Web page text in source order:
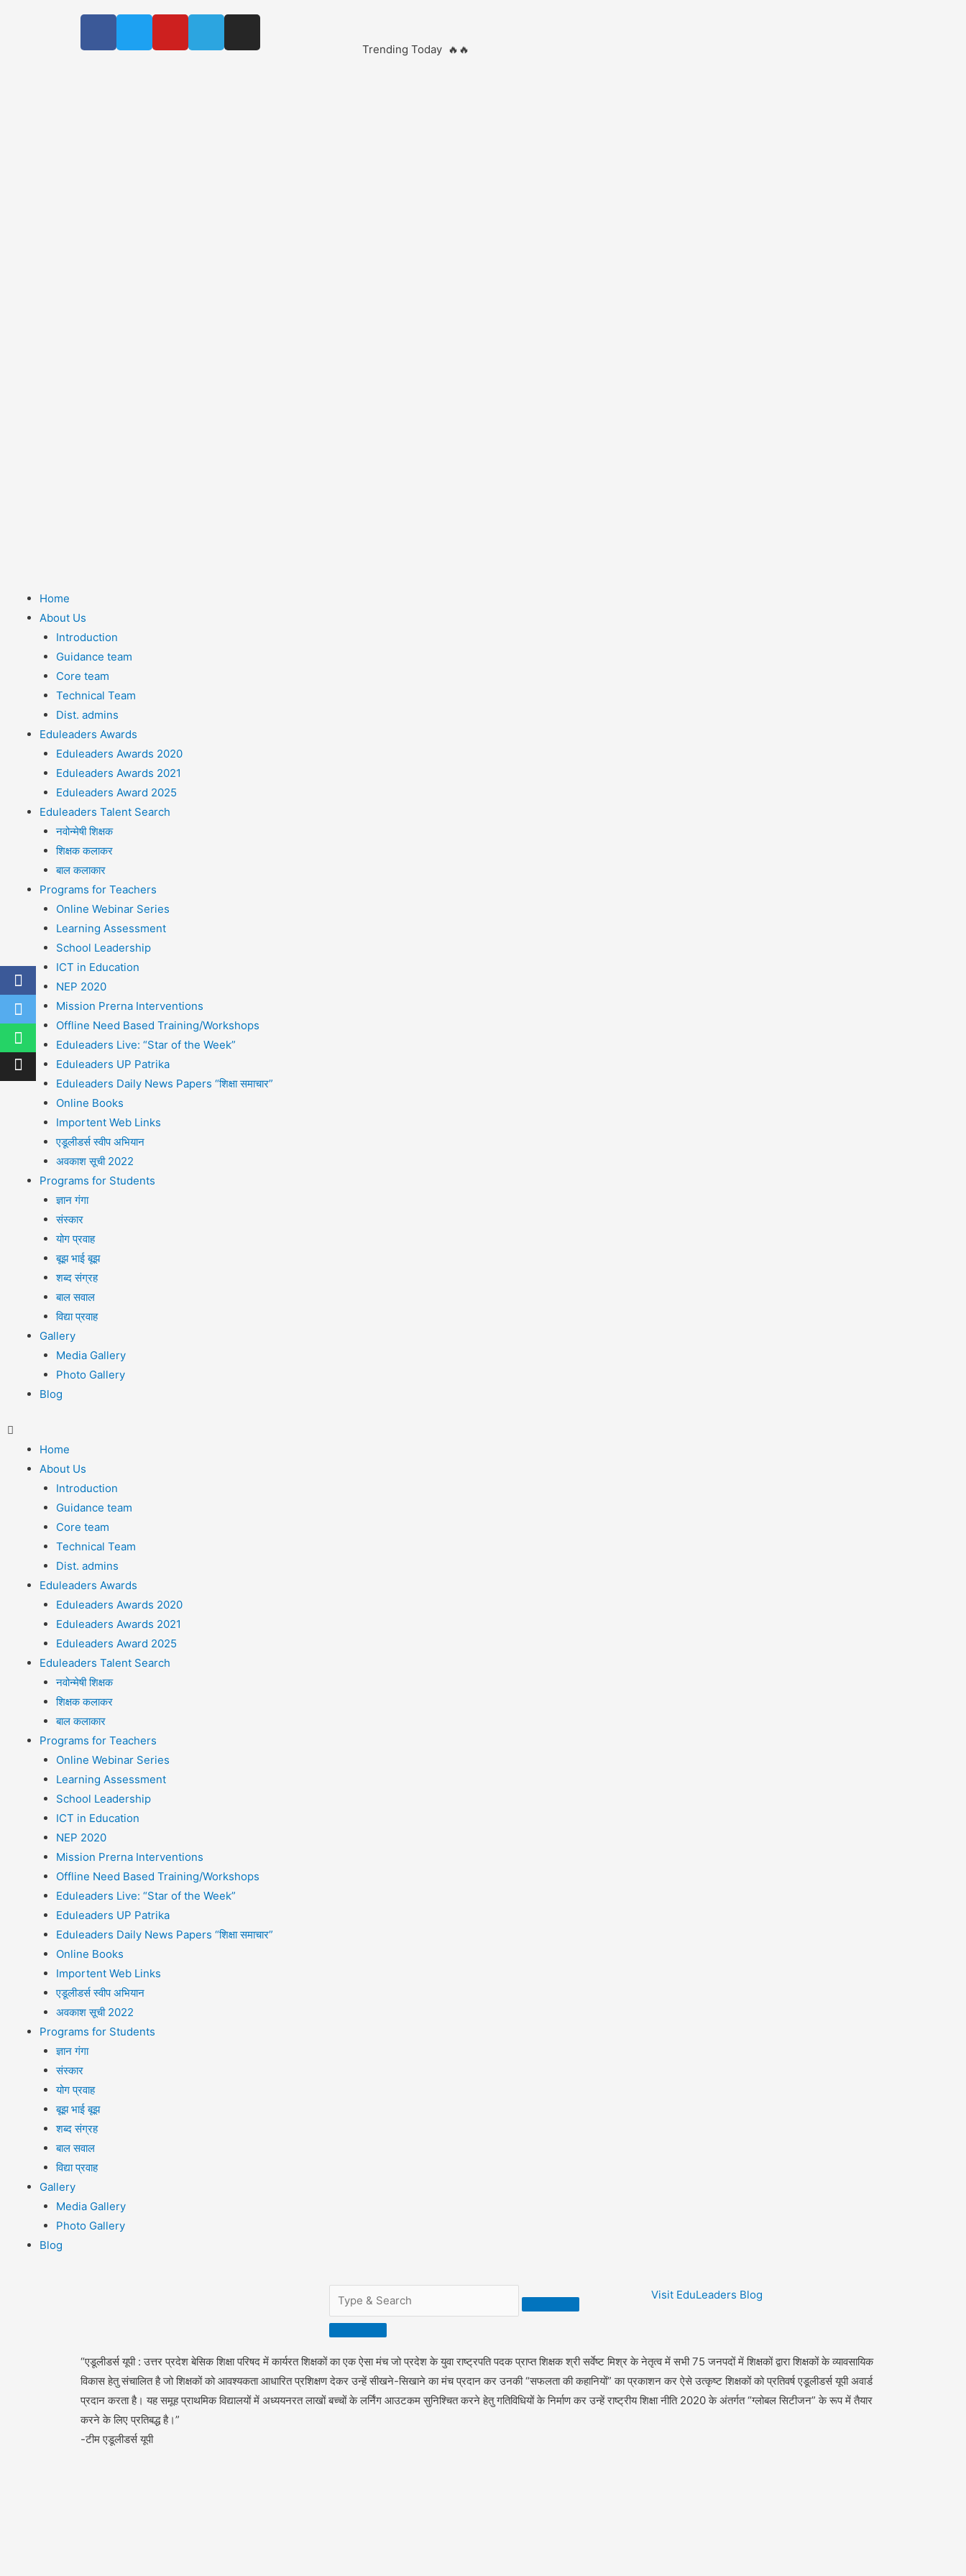
Trending Today 🔥🔥
Home
About Us
Introduction
Guidance team
Core team
Technical Team
Dist. admins
Eduleaders Awards
Eduleaders Awards 2020
Eduleaders Awards 2021
Eduleaders Award 2025
Eduleaders Talent Search
नवोन्मेषी शिक्षक
शिक्षक कलाकर
बाल कलाकार
Programs for Teachers
Online Webinar Series
Learning Assessment
School Leadership
ICT in Education
NEP 2020
Mission Prerna Interventions
Offline Need Based Training/Workshops
Eduleaders Live: “Star of the Week”
Eduleaders UP Patrika
Eduleaders Daily News Papers “शिक्षा समाचार”
Online Books
Importent Web Links
एडूलीडर्स स्वीप अभियान
अवकाश सूची 2022
Programs for Students
ज्ञान गंगा
संस्कार
योग प्रवाह
बूझ भाई बूझ
शब्द संग्रह
बाल सवाल
विद्या प्रवाह
Gallery
Media Gallery
Photo Gallery
Blog
Home
About Us
Introduction
Guidance team
Core team
Technical Team
Dist. admins
Eduleaders Awards
Eduleaders Awards 2020
Eduleaders Awards 2021
Eduleaders Award 2025
Eduleaders Talent Search
नवोन्मेषी शिक्षक
शिक्षक कलाकर
बाल कलाकार
Programs for Teachers
Online Webinar Series
Learning Assessment
School Leadership
ICT in Education
NEP 2020
Mission Prerna Interventions
Offline Need Based Training/Workshops
Eduleaders Live: “Star of the Week”
Eduleaders UP Patrika
Eduleaders Daily News Papers “शिक्षा समाचार”
Online Books
Importent Web Links
एडूलीडर्स स्वीप अभियान
अवकाश सूची 2022
Programs for Students
ज्ञान गंगा
संस्कार
योग प्रवाह
बूझ भाई बूझ
शब्द संग्रह
बाल सवाल
विद्या प्रवाह
Gallery
Media Gallery
Photo Gallery
Blog
Visit EduLeaders Blog
“एडूलीडर्स यूपी : उत्तर प्रदेश बेसिक शिक्षा परिषद में कार्यरत शिक्षकों का एक ऐसा मंच जो प्रदेश के युवा राष्ट्रपति पदक प्राप्त शिक्षक श्री सर्वेष्ट मिश्र के नेतृत्व में सभी 75 जनपदों में शिक्षकों द्वारा शिक्षकों के व्यावसायिक
विकास हेतु संचालित है जो शिक्षकों को आवश्यकता आधारित प्रशिक्षण देकर उन्हें सीखने-सिखाने का मंच प्रदान कर उनकी “सफलता की कहानियों” का प्रकाशन कर ऐसे उत्कृष्ट शिक्षकों को प्रतिवर्ष एडूलीडर्स यूपी अवार्ड
प्रदान करता है। यह समूह प्राथमिक विद्यालयों में अध्ययनरत लाखों बच्चों के लर्निंग आउटकम सुनिश्चित करने हेतु गतिविधियों के निर्माण कर उन्हें राष्ट्रीय शिक्षा नीति 2020 के अंतर्गत “ग्लोबल सिटीजन” के रूप में तैयार
करने के लिए प्रतिबद्ध है।”
-टीम एडूलीडर्स यूपी